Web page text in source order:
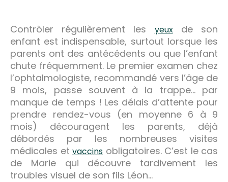
Contrôler régulièrement les yeuxde son
enfant est indispensable, surtout lorsque les
parents ont des antécédents ou que l’enfant
chute fréquemment. Le premier examen chez
l’ophtalmologiste, recommandé vers l’âge de
9 mois, passe souvent à la trappe… par
manque de temps ! Les délais d’attente pour
prendre rendez-vous (en moyenne 6 à 9
mois) découragent les parents, déjà
débordés par les nombreuses visites
médicales et vaccins obligatoires. C’est le cas
de Marie qui découvre tardivement les
troubles visuel de son fils Léon…